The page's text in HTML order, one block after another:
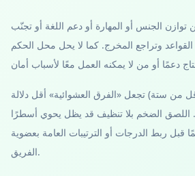
توازن الجنس أو المهارة أو دعم اللغة أو تجنّب
وتراجع المخرج. كما لا يحل محل الحكم
من ستة) تجعل «الفرق العشوائية» أقل دلالة
الضخم بلا تنظيف قد يظل يحوي أسطرًا
قبل ربط الدرجات أو الترتيبات العامة بعضوية
الفريق.